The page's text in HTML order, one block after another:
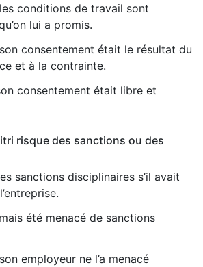
conditions de travail sont
lui a promis.
consentement était le résultat du
et à la contrainte.
consentement était libre et
risque des sanctions ou des
sanctions disciplinaires s’il avait
été menacé de sanctions
employeur ne l’a menacé